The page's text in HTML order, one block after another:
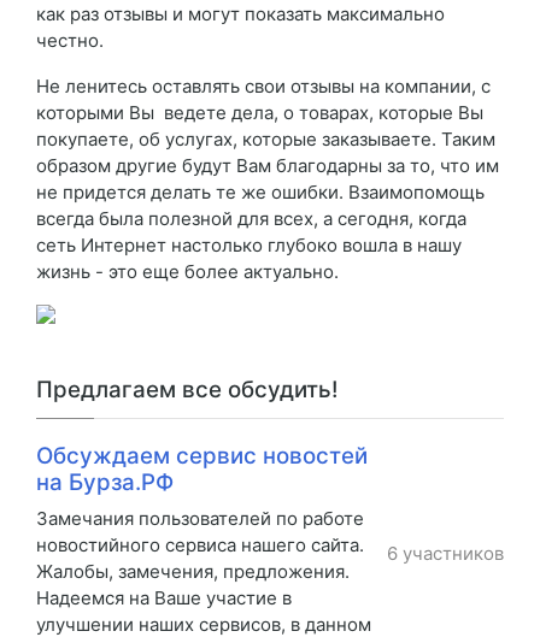
как раз отзывы и могут показать максимально
честно.
Не ленитесь оставлять свои отзывы на компании, с
которыми Вы ведете дела, о товарах, которые Вы
покупаете, об услугах, которые заказываете. Таким
образом другие будут Вам благодарны за то, что им
не придется делать те же ошибки. Взаимопомощь
всегда была полезной для всех, а сегодня, когда
сеть Интернет настолько глубоко вошла в нашу
жизнь - это еще более актуально.
Предлагаем все обсудить!
Обсуждаем сервис новостей
на Бурза.РФ
Замечания пользователей по работе
новостийного сервиса нашего сайта.
Жалобы, замечения, предложения.
Надеемся на Ваше участие в
улучшении наших сервисов, в данном
6 участников